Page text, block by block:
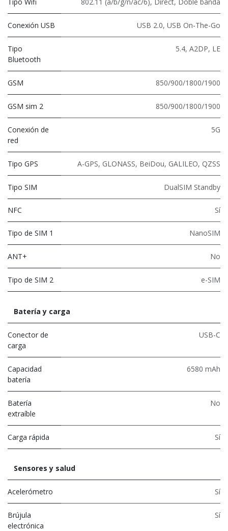
Conexión USB USB 2.0, USB On-The-Go
Tipo
Bluetooth
5.4, A2DP, LE
GSM 850/900/1800/1900
GSM sim 2 850/900/1800/1900
Conexión de
red
5G
Tipo GPS A-GPS, GLONASS, BeiDou, GALILEO, QZSS
Tipo SIM DualSIM Standby
NFC Sí
Tipo de SIM 1 NanoSIM
ANT+ No
Tipo de SIM 2 e-SIM
Batería y carga
Conector de
carga
USB-C
Capacidad
batería
6580 mAh
Batería
extraíble
No
Carga rápida Sí
Sensores y salud
Acelerómetro Sí
Brújula
electrónica
Sí